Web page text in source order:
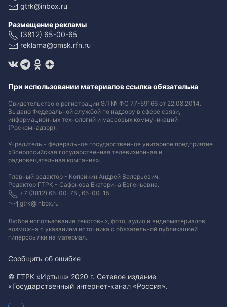
gtrk@inbox.ru
Размещение рекламы
(3812) 65-00-65
reklama@omsk.rfn.ru
При использовании материалов ссылка обязательна
Свидетельство о регистрации ЭЛ № ФС 77-59166 от 22.08.2014.
Выдано Федеральной службой по надзору в сфере связи,
информационных технологий и массовых коммуникаций
(Роскомнадзор).
Учредитель - федеральное государственное унитарное предприятие
«Всероссийская государственная телевизионная и
радиовещательная компания».
Главный редактор - Копейкин Андрей Валерьевич.
Редактор ГТРК - Сафонова Екатерина Евгеньевна.
+7 (3812) 65-00-75 , 65-00-15.
gtrk@inbox.ru
Любое использование текстовых, фото, аудио и видеоматериалов
возможна с указанием источника с обязательной публикацией
гиперссылки на материал.
Сообщить об ошибке
© ГТРК «Иртыш» 2020 г. Сетевое издание
«Государственный интернет-канал «Россия».